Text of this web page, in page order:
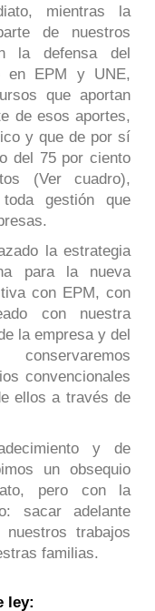
mientras la
de nuestros
la defensa del
en EPM y UNE,
que aportan
de esos aportes,
y que de por sí
del 75 por ciento
(Ver cuadro),
gestión que
la estrategia
para la nueva
con EPM, con
con nuestra
la empresa y del
convencionales
ellos a través de
y de
un obsequio
pero con la
sacar adelante
trabajos
familias.
ley: